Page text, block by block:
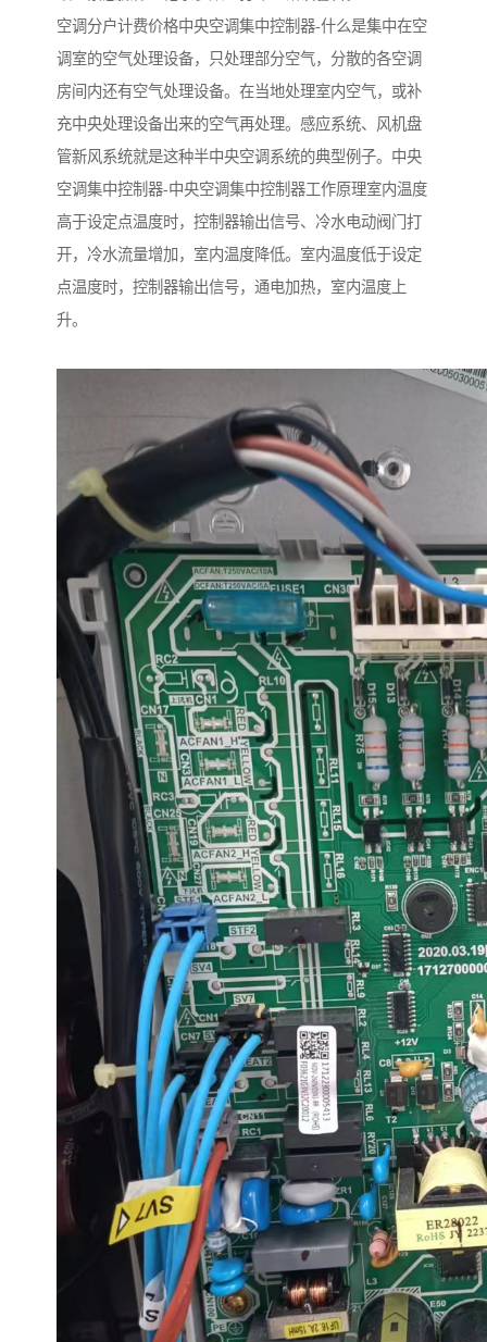
空调分户计费价格中央空调集中控制器-什么是集中在空
调室的空气处理设备，只处理部分空气，分散的各空调
房间内还有空气处理设备。在当地处理室内空气，或补
充中央处理设备出来的空气再处理。感应系统、风机盘
管新风系统就是这种半中央空调系统的典型例子。中央
空调集中控制器-中央空调集中控制器工作原理室内温度
高于设定点温度时，控制器输出信号、冷水电动阀门打
开，冷水流量增加，室内温度降低。室内温度低于设定
点温度时，控制器输出信号，通电加热，室内温度上
升。